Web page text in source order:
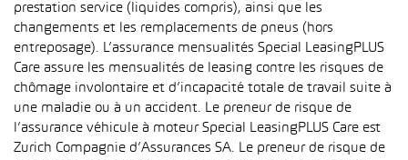
prestation service (liquides compris), ainsi que les
changements et les remplacements de pneus (hors
entreposage). L’assurance mensualités Special LeasingPLUS
Care assure les mensualités de leasing contre les risques de
chômage involontaire et d’incapacité totale de travail suite à
une maladie ou à un accident. Le preneur de risque de
l’assurance véhicule à moteur Special LeasingPLUS Care est
Zurich Compagnie d’Assurances SA. Le preneur de risque de